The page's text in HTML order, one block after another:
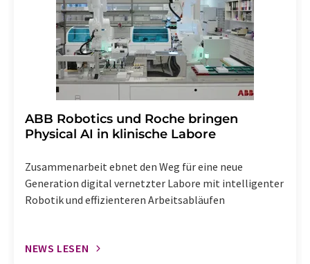
Abbestellung des entsprechenden Newsletters
enthalten.
​​​​​​​ABB Robotics und Roche bringen
Physical AI in klinische Labore
Zusammenarbeit ebnet den Weg für eine neue
Generation digital vernetzter Labore mit intelligenter
Robotik und effizienteren Arbeitsabläufen
NEWS LESEN